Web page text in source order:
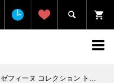


ドゥ ショーメ リング ダイヤモンド 0.18ct 0.25ct #47 証明書 箱 付き 新品仕上げ Sランク 517626